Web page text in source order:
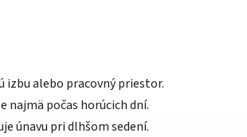
izbu alebo pracovný priestor.
najmä počas horúcich dní.
únavu pri dlhšom sedení.